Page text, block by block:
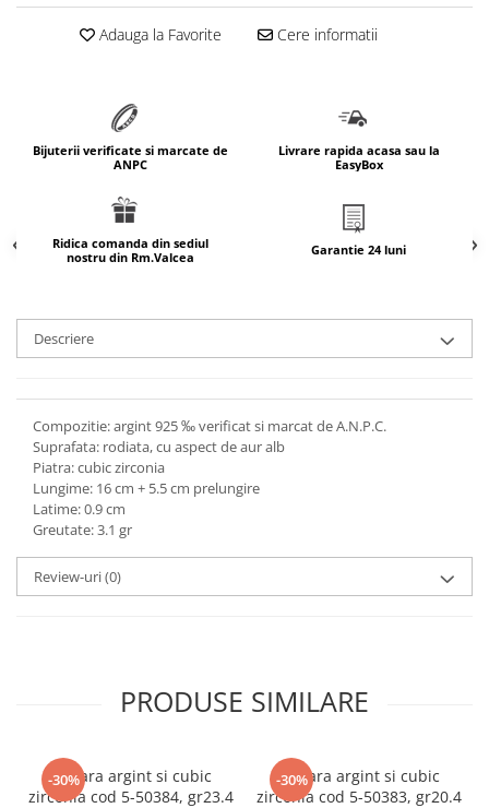
marimea 66
SETURI ARGINT
marime reglabila
marimea 51
marimea 52
marimea 54
marimea 55
marimea 57
marimea 58
marimea 59
marimea 60
marimea 61
marimea 63
marimea 64
Adauga la Favorite Cere informatii
Bijuterii verificate si marcate de
ANPC
Livrare rapida acasa sau la
EasyBox
Ridica comanda din sediul
nostru din Rm.Valcea
Garantie 24 luni
Descriere
Compozitie: argint 925 ‰ verificat si marcat de A.N.P.C.
Suprafata: rodiata, cu aspect de aur alb
Piatra: cubic zirconia
Lungime: 16 cm + 5.5 cm prelungire
Latime: 0.9 cm
Greutate: 3.1 gr
Review-uri(0)
PRODUSE SIMILARE
-30%
Bratara argint si cubic
zirconia cod 5-50384, gr23.4
-30%
Bratara argint si cubic
zirconia cod 5-50383, gr20.4